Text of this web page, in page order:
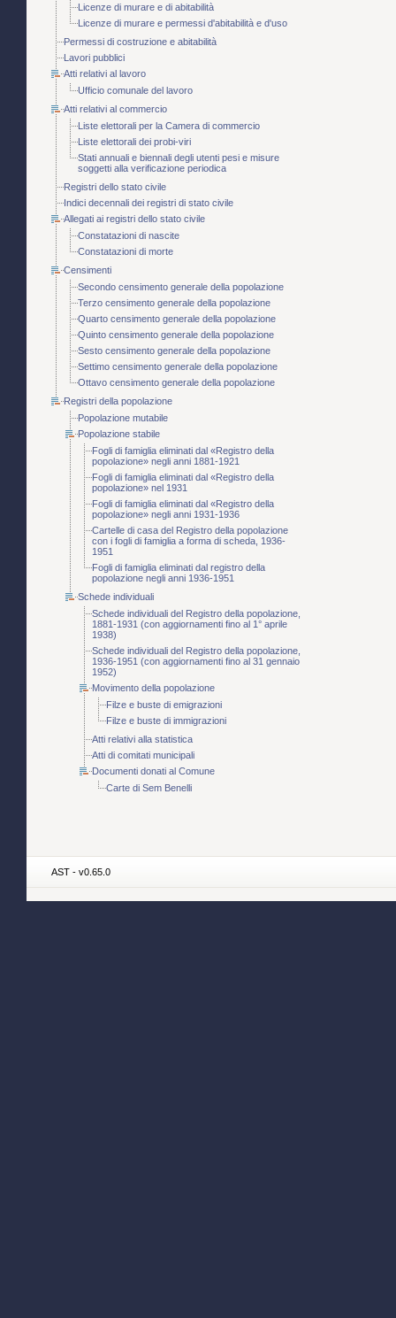
Licenze di murare e di abitabilità
Licenze di murare e permessi d'abitabilità e d'uso
Permessi di costruzione e abitabilità
Lavori pubblici
Atti relativi al lavoro
Ufficio comunale del lavoro
Atti relativi al commercio
Liste elettorali per la Camera di commercio
Liste elettorali dei probi-viri
Stati annuali e biennali degli utenti pesi e misure
soggetti alla verificazione periodica
Registri dello stato civile
Indici decennali dei registri di stato civile
Allegati ai registri dello stato civile
Constatazioni di nascite
Constatazioni di morte
Censimenti
Secondo censimento generale della popolazione
Terzo censimento generale della popolazione
Quarto censimento generale della popolazione
Quinto censimento generale della popolazione
Sesto censimento generale della popolazione
Settimo censimento generale della popolazione
Ottavo censimento generale della popolazione
Registri della popolazione
Popolazione mutabile
Popolazione stabile
Fogli di famiglia eliminati dal «Registro della
popolazione» negli anni 1881-1921
Fogli di famiglia eliminati dal «Registro della
popolazione» nel 1931
Fogli di famiglia eliminati dal «Registro della
popolazione» negli anni 1931-1936
Cartelle di casa del Registro della popolazione
con i fogli di famiglia a forma di scheda, 1936-
1951
Fogli di famiglia eliminati dal registro della
popolazione negli anni 1936-1951
Schede individuali
Schede individuali del Registro della popolazione,
1881-1931 (con aggiornamenti fino al 1° aprile
1938)
Schede individuali del Registro della popolazione,
1936-1951 (con aggiornamenti fino al 31 gennaio
1952)
Movimento della popolazione
Filze e buste di emigrazioni
Filze e buste di immigrazioni
Atti relativi alla statistica
Atti di comitati municipali
Documenti donati al Comune
Carte di Sem Benelli
AST - v0.65.0